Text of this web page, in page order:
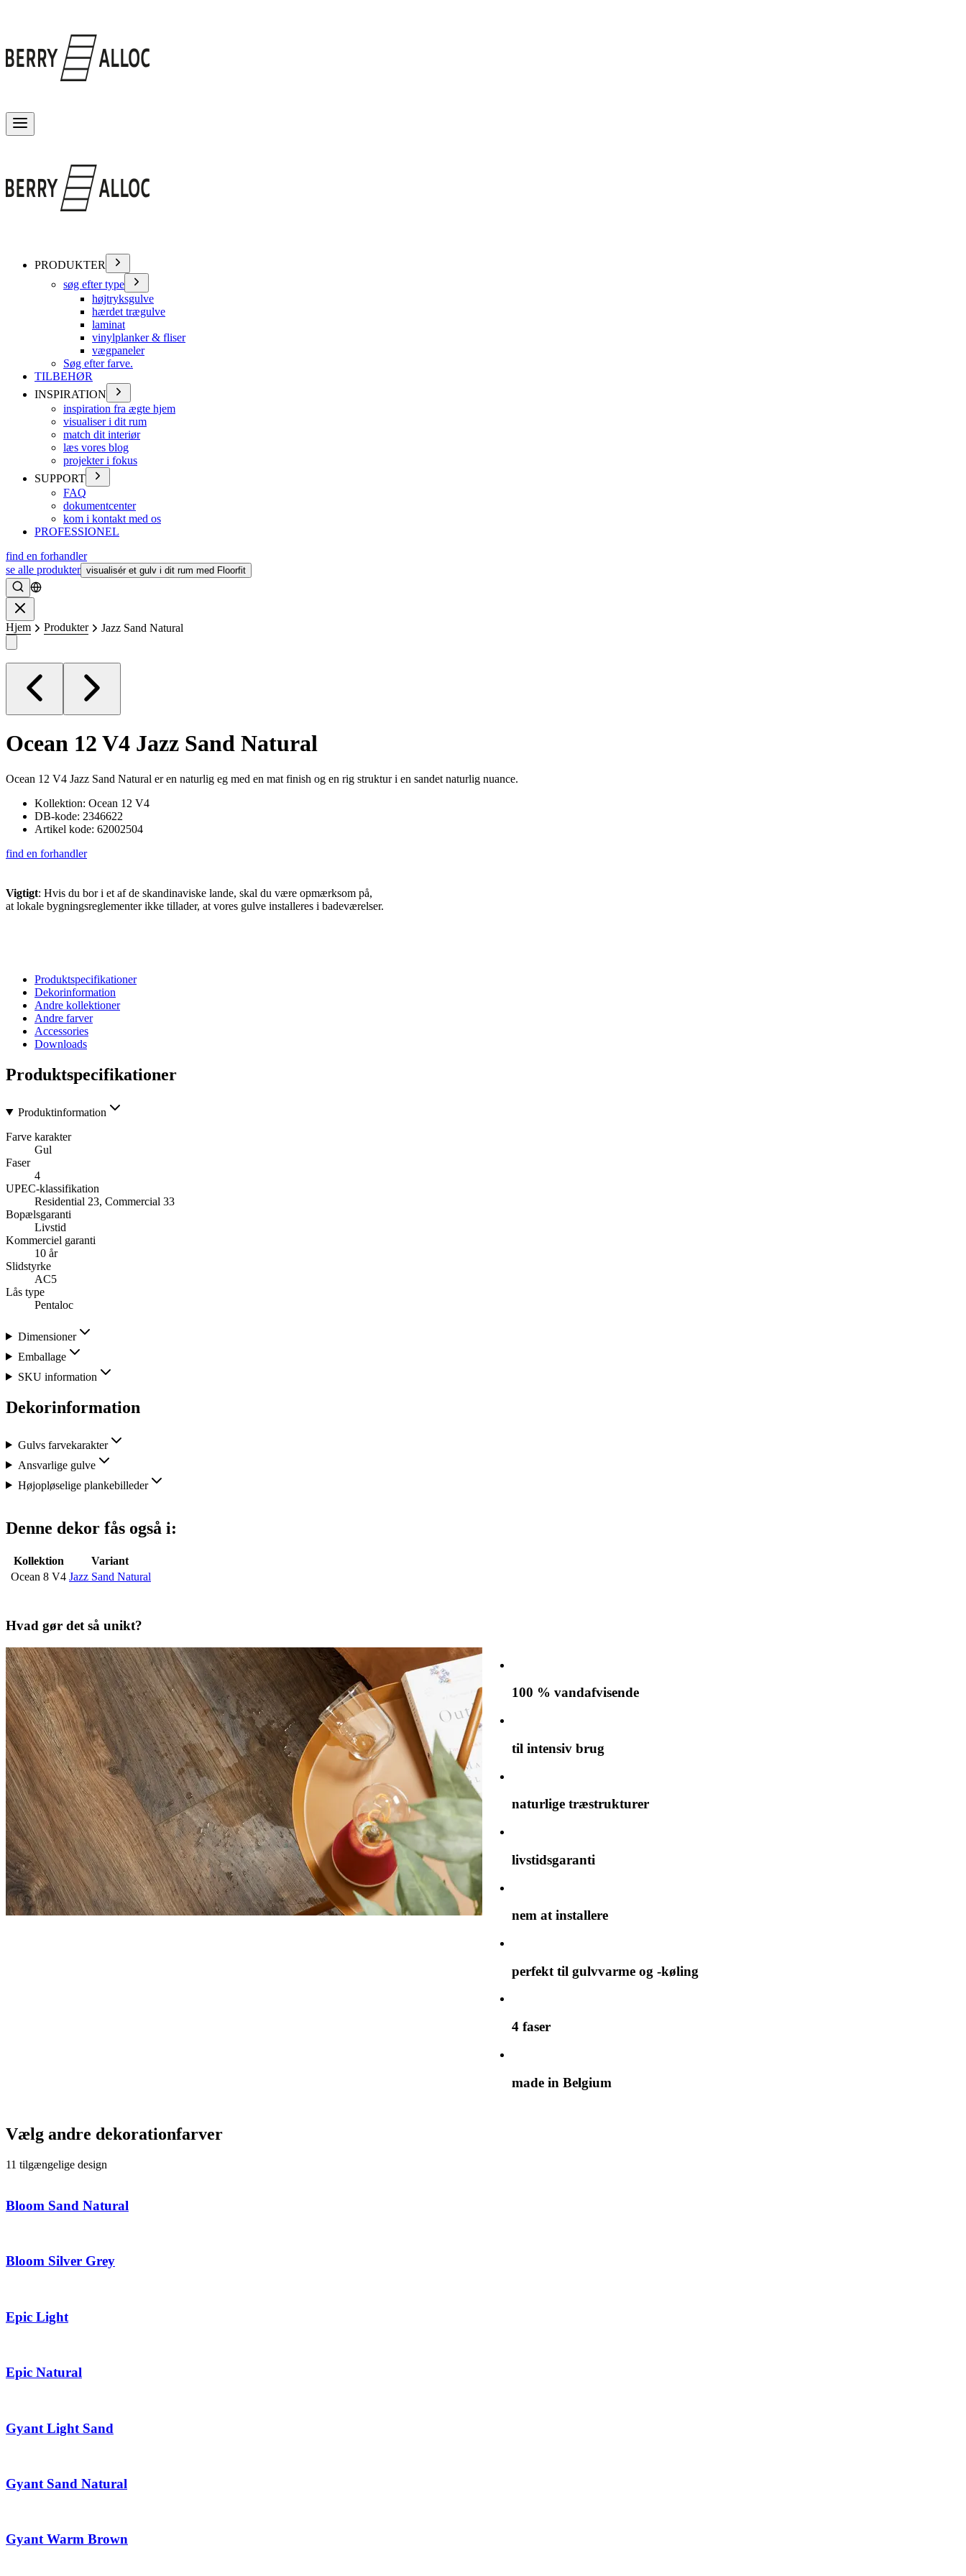
PRODUKTER
søg efter type
højtryksgulve
hærdet trægulve
laminat
vinylplanker & fliser
vægpaneler
Søg efter farve.
TILBEHØR
INSPIRATION
inspiration fra ægte hjem
visualiser i dit rum
match dit interiør
læs vores blog
projekter i fokus
SUPPORT
FAQ
dokumentcenter
kom i kontakt med os
PROFESSIONEL
find en forhandler
se alle produkter visualisér et gulv i dit rum med Floorfit
Søge
Hjem Produkter Jazz Sand Natural
Ocean 12 V4 Jazz Sand Natural
Ocean 12 V4 Jazz Sand Natural er en naturlig eg med en mat finish og en rig struktur i en sandet naturlig nuance.
Kollektion: Ocean 12 V4
DB-kode: 2346622
Artikel kode: 62002504
find en forhandler
Vigtigt: Hvis du bor i et af de skandinaviske lande, skal du være opmærksom på,
at lokale bygningsreglementer ikke tillader, at vores gulve installeres i badeværelser.
Produktspecifikationer
Dekorinformation
Andre kollektioner
Andre farver
Accessories
Downloads
Produktspecifikationer
Produktinformation
Farve karakter
Gul
Faser
4
UPEC-klassifikation
Residential 23, Commercial 33
Bopælsgaranti
Livstid
Kommerciel garanti
10 år
Slidstyrke
AC5
Lås type
Pentaloc
Dimensioner
Emballage
SKU information
Dekorinformation
Gulvs farvekarakter
Ansvarlige gulve
Højopløselige plankebilleder
Denne dekor fås også i:
Kollektion
Variant
Ocean 8 V4 Jazz Sand Natural
Hvad gør det så unikt?
100 % vandafvisende
til intensiv brug
naturlige træstrukturer
livstidsgaranti
nem at installere
perfekt til gulvvarme og -køling
4 faser
made in Belgium
Vælg andre dekorationfarver
11 tilgængelige design
Bloom Sand Natural
Bloom Silver Grey
Epic Light
Epic Natural
Gyant Light Sand
Gyant Sand Natural
Gyant Warm Brown